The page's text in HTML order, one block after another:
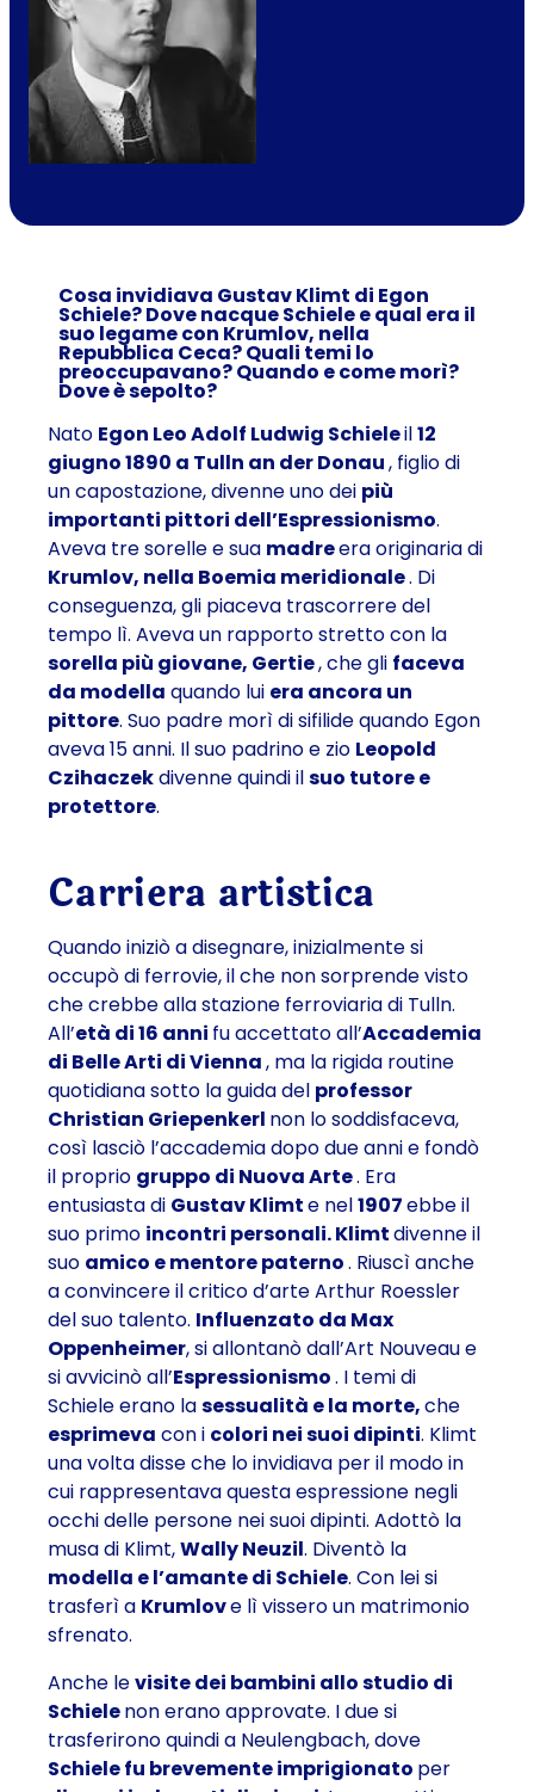
Cosa invidiava Gustav Klimt di Egon
Schiele? Dove nacque Schiele e qual era il
suo legame con Krumlov, nella
Repubblica Ceca? Quali temi lo
preoccupavano? Quando e come morì?
Dove è sepolto?
Nato Egon Leo Adolf Ludwig Schieleil12
giugno 1890 a Tulln an der Donau, figlio di
un capostazione, divenne uno dei più
importanti pittori dell’Espressionismo.
Aveva tre sorelle e sua madreera originaria di
Krumlov, nella Boemia meridionale. Di
conseguenza, gli piaceva trascorrere del
tempo lì. Aveva un rapporto stretto con la
sorella più giovane, Gertie, che gli faceva
da modella quando lui era ancora un
pittore. Suo padre morì di sifilide quando Egon
aveva 15 anni. Il suo padrino e zio Leopold
Czihaczekdivenne quindi ilsuo tutore e
protettore.
Carriera artistica
Quando iniziò a disegnare, inizialmente si
occupò di ferrovie, il che non sorprende visto
che crebbe alla stazione ferroviaria di Tulln.
All’età di 16 anni fu accettato all’Accademia
di Belle Arti di Vienna, ma la rigida routine
quotidiana sotto la guida del professor
Christian Griepenkerl non lo soddisfaceva,
così lasciò l’accademia dopo due anni e fondò
il proprio gruppo di Nuova Arte. Era
entusiasta di Gustav Klimte nel1907ebbe il
suo primo incontri personali. Klimtdivenne il
suo amico e mentore paterno. Riuscì anche
a convincere il critico d’arte Arthur Roessler
del suo talento. Influenzato da Max
Oppenheimer, si allontanò dall’Art Nouveau e
si avvicinò all’Espressionismo. I temi di
Schiele erano lasessualità e la morte,che
esprimeva con i colori nei suoi dipinti. Klimt
una volta disse che lo invidiava per il modo in
cui rappresentava questa espressione negli
occhi delle persone nei suoi dipinti. Adottò la
musa di Klimt,Wally Neuzil. Diventò la
modella e l’amante di Schiele. Con lei si
trasferì a Krumlove lì vissero un matrimonio
sfrenato.
Anche levisite dei bambini allo studio di
Schielenon erano approvate. I due si
trasferirono quindi a Neulengbach, dove
Schiele fu brevemente imprigionato per